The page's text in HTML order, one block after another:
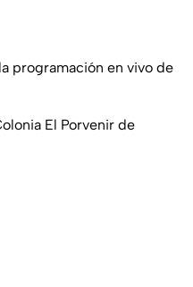
programación en vivo de
El Porvenir de